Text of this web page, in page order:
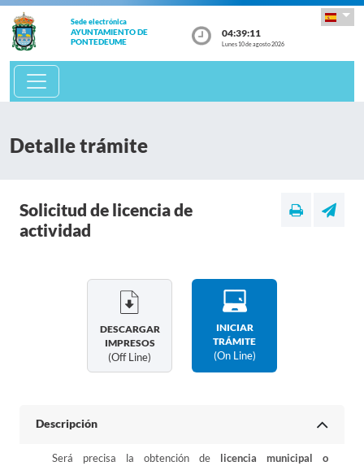
Sede electrónica
AYUNTAMIENTO DE
PONTEDEUME
04:39:11
Lunes 10 de agosto 2026
Detalle trámite
Solicitud de licencia de
actividad
DESCARGAR
IMPRESOS
(off Line)
INICIAR
TRÁMITE
(on Line)
Descripción
Será precisa la obtención de licencia municipal o